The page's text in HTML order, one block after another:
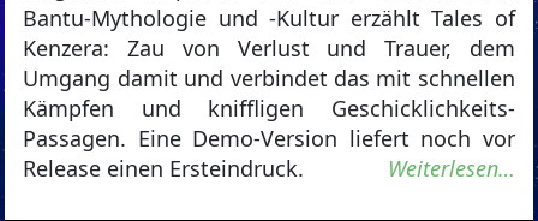
Bantu-Mythologie und -Kultur erzählt Tales of
Kenzera: Zau von Verlust und Trauer, dem
Umgang damit und verbindet das mit schnellen
Kämpfen und kniffligen Geschicklichkeits-
Passagen. Eine Demo-Version liefert noch vor
Release einen Ersteindruck.
Weiterlesen…